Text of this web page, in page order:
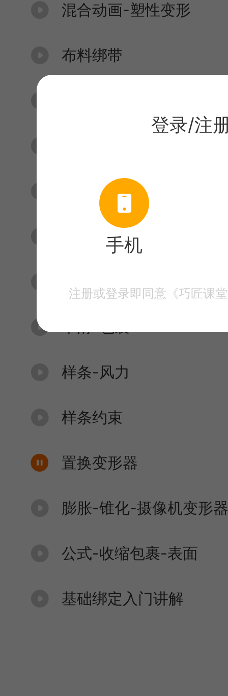
混合动画-塑性变形
布料绑带
烟火系统-烟火标签
烟火系统-烟火解算
样条-风力
样条约束
置换变形器
膨胀-锥化-摄像机变形器
公式-收缩包裹-表面
基础绑定入门讲解
登录/注
手机
注册或登录即同意《巧匠课